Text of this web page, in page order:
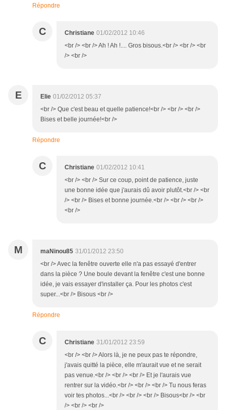
Répondre
C Christiane 01/02/2012 10:46
<br /> <br /> Ah ! Ah !.... Gros bisous.<br /> <br /> <br
/> <br />
E Elie 01/02/2012 05:37
<br /> Que c'est beau et quelle patience!<br /> <br /> <br />
Bises et belle journée!<br />
Répondre
C Christiane 01/02/2012 10:41
<br /> <br /> Sur ce coup, point de patience, juste
une bonne idée que j'aurais dû avoir plutôt.<br /> <br
/> <br /> Bises et bonne journée.<br /> <br /> <br />
<br />
M maNinou85 31/01/2012 23:50
<br /> Avec la fenêtre ouverte elle n'a pas essayé d'entrer
dans la pièce ? Une boule devant la fenêtre c'est une bonne
idée, je vais essayer d'installer ça. Pour les photos c'est
super...<br /> Bisous <br />
Répondre
C Christiane 31/01/2012 23:59
<br /> <br /> Alors là, je ne peux pas te répondre,
j'avais quitté la pièce, elle m'aurait vue et ne serait
pas venue.<br /> <br /> <br /> Et je l'aurais vue
rentrer sur la vidéo.<br /> <br /> <br /> Tu nous feras
voir tes photos...<br /> <br /> <br /> Bisous<br /> <br
/> <br /> <br />